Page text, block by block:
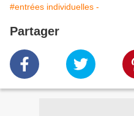
#entrées individuelles -
Partager